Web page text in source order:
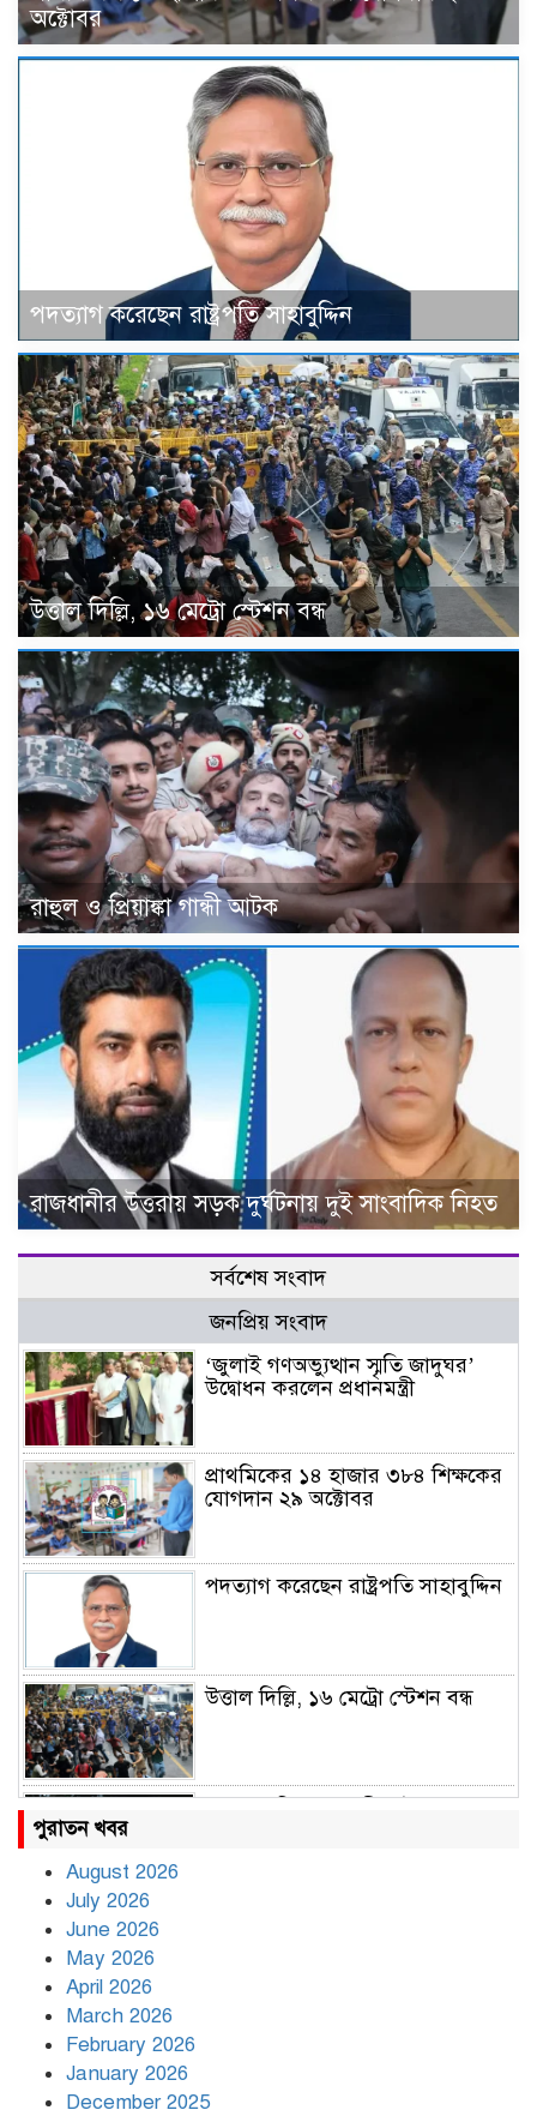
অক্টোবর
পদত্যাগ করেছেন রাষ্ট্রপতি সাহাবুদ্দিন
উত্তাল দিল্লি, ১৬ মেট্রো স্টেশন বন্ধ
রাহুল ও প্রিয়াঙ্কা গান্ধী আটক
রাজধানীর উত্তরায় সড়ক দুর্ঘটনায় দুই সাংবাদিক নিহত
সর্বশেষ সংবাদ
জনপ্রিয় সংবাদ
‘জুলাই গণঅভ্যুত্থান স্মৃতি জাদুঘর’
উদ্বোধন করলেন প্রধানমন্ত্রী
প্রাথমিকের ১৪ হাজার ৩৮৪ শিক্ষকের
যোগদান ২৯ অক্টোবর
পদত্যাগ করেছেন রাষ্ট্রপতি সাহাবুদ্দিন
উত্তাল দিল্লি, ১৬ মেট্রো স্টেশন বন্ধ
পুরাতন খবর
August 2026
July 2026
June 2026
May 2026
April 2026
March 2026
February 2026
January 2026
December 2025